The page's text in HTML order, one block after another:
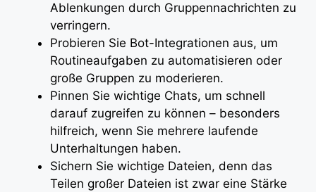
Ablenkungen durch Gruppennachrichten zu
verringern.
Probieren Sie Bot-Integrationen aus, um
Routineaufgaben zu automatisieren oder
große Gruppen zu moderieren.
Pinnen Sie wichtige Chats, um schnell
darauf zugreifen zu können – besonders
hilfreich, wenn Sie mehrere laufende
Unterhaltungen haben.
Sichern Sie wichtige Dateien, denn das
Teilen großer Dateien ist zwar eine Stärke